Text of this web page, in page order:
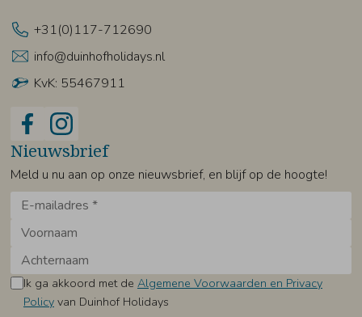
+31(0)117-712690
info@duinhofholidays.nl
KvK: 55467911
Nieuwsbrief
Meld u nu aan op onze nieuwsbrief, en blijf op de hoogte!
Ik ga akkoord met de Algemene Voorwaarden en Privacy
Policyvan Duinhof Holidays